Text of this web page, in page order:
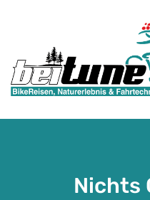
Nichts